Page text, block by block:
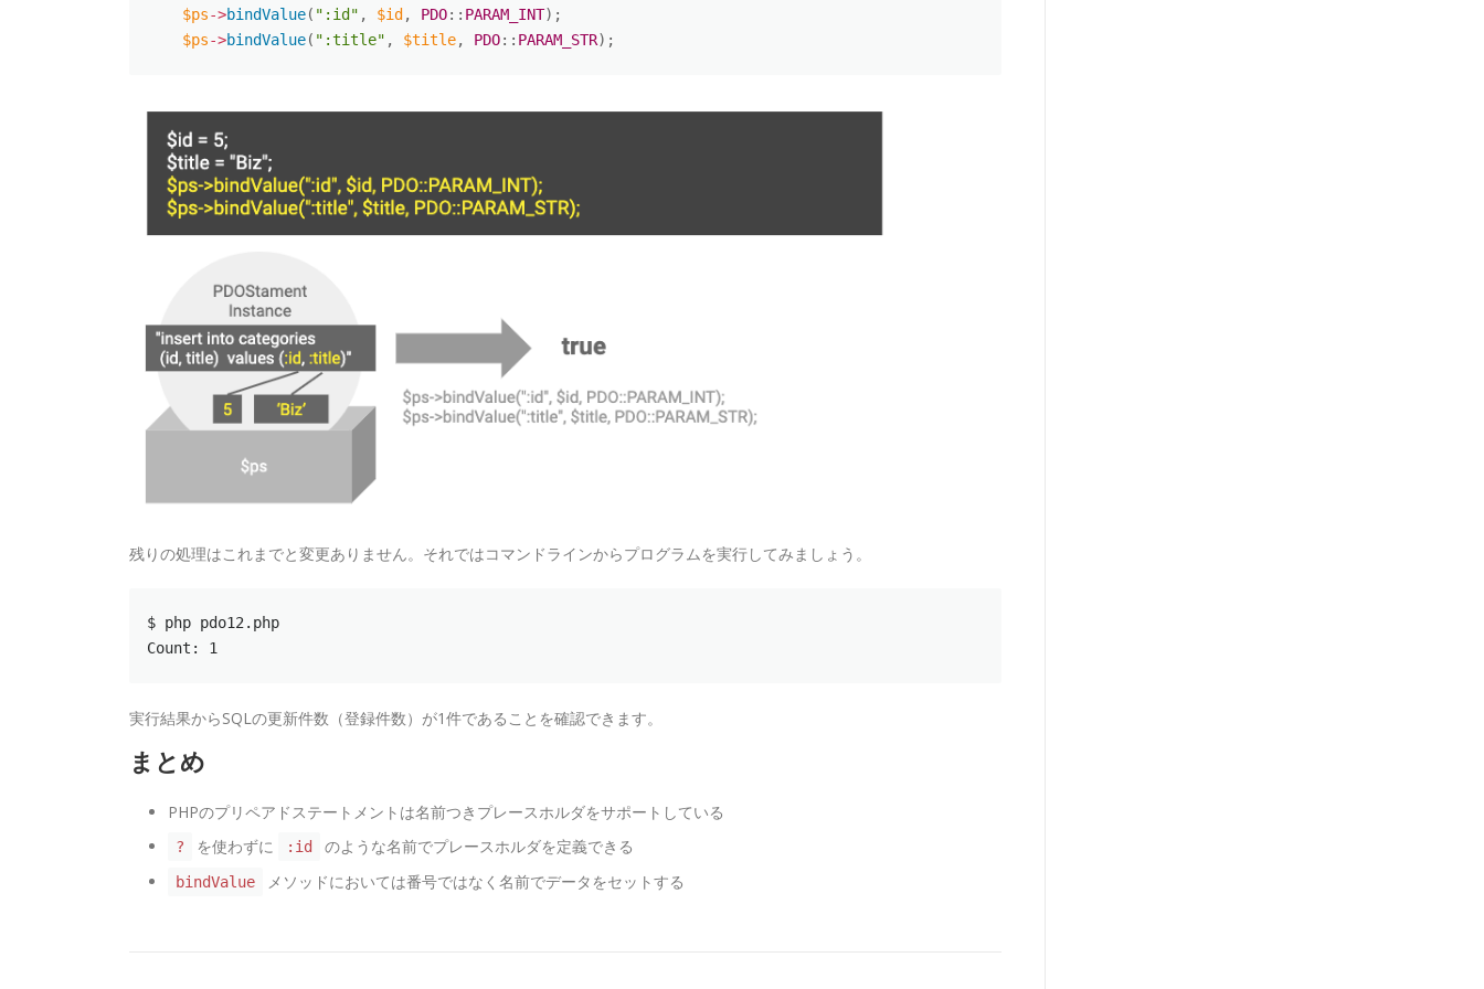
$ps->bindValue( ":id" , $id, PDO: : PARAM_INT) ;
$ps->bindValue( ":title" , $title, PDO: : PARAM_STR) ;
残りの処理はこれまでと変更ありません。それではコマンドラインからプログラムを実行してみましょう。
$ php pdo12.php
Count: 1
実行結果からSQLの更新件数（登録件数）が1件であることを確認できます。
まとめ
PHPのプリペアドステートメントは名前つきプレースホルダをサポートしている
? を使わずに :id のような名前でプレースホルダを定義できる
bindValue メソッドにおいては番号ではなく名前でデータをセットする